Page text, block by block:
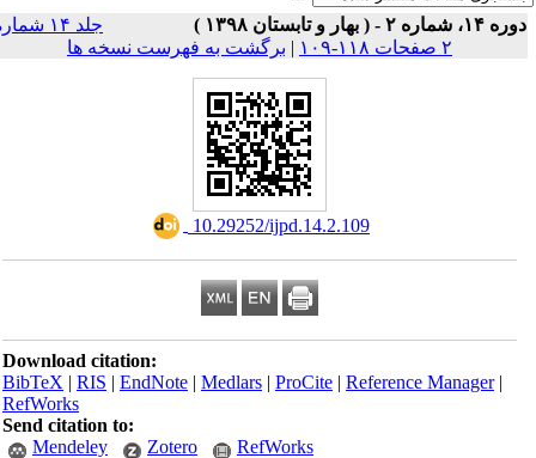
شماره ۲ - ( بهار و تابستان ۱۳۹۸ )
جلد ۱۴ شماره
| برگشت به فهرست نسخه ها
‎ 10.29252/ijpd.14.2.109
Download citation:
BibTeX|RIS|EndNote|Medlars|ProCite|Reference Manager
RefWorks
Send citation to:
Mendeley
Zotero RefWorks